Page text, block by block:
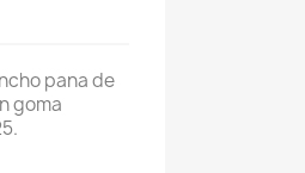
pana de
goma